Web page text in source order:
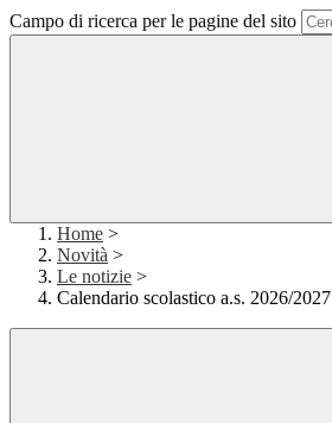
Campo di ricerca per le pagine del sito
Home >
Novità >
Le notizie >
Calendario scolastico a.s. 2026/2027